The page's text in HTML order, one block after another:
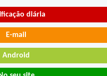
diária
E-mail
Android